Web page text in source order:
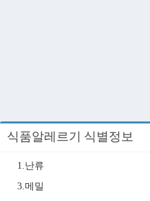
식품알레르기 식별정보
1.난류
3.메밀